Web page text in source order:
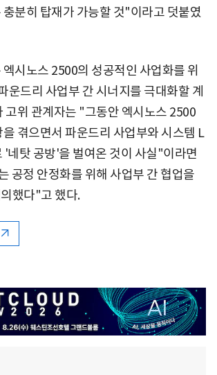
분히 탑재가 가능할 것"이라고 덧붙였
시노스 2500의 성공적인 사업화를 위
운드리 사업부 간 시너지를 극대화할 계
고위 관계자는 "그동안 엑시노스 2500
겪으면서 파운드리 사업부와 시스템 L
'네탓 공방'을 벌여온 것이 사실"이라면
공정 안정화를 위해 사업부 간 협업을
했다"고 했다.